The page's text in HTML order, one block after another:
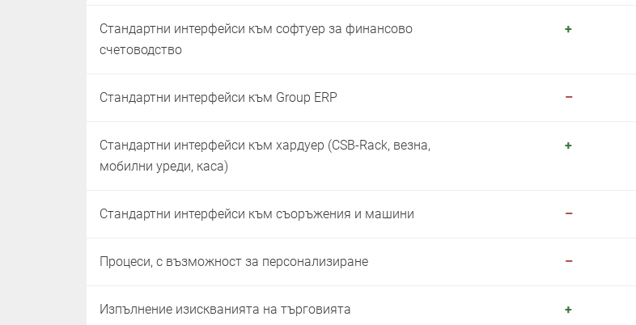
Стандартни интерфейси към софтуер за финансово
счетоводство
+
Стандартни интерфейси към Group ERP –
Стандартни интерфейси към хардуер (CSB-Rack, везна,
мобилни уреди, каса)
+
Стандартни интерфейси към съоръжения и машини –
Процеси, с възможност за персонализиране –
Изпълнение изискванията на търговията +